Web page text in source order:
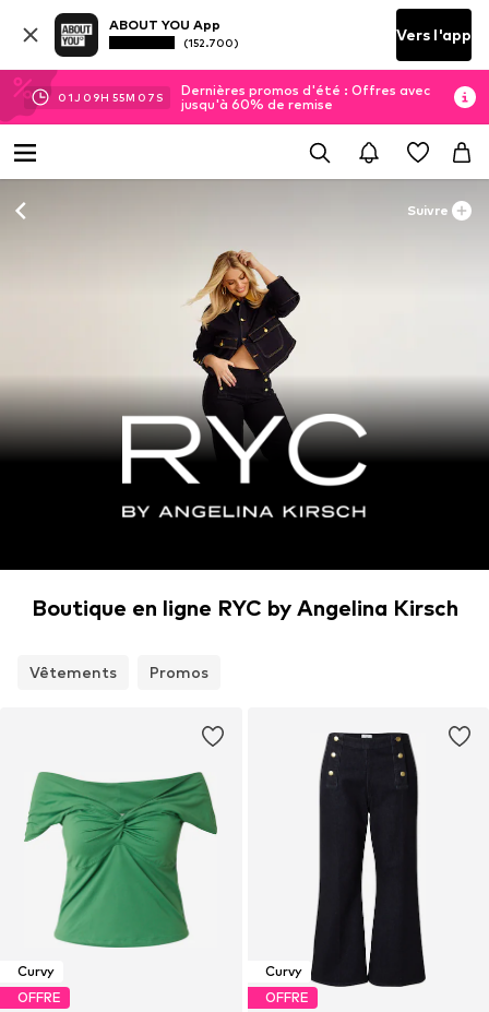
ABOUT YOU App
(152.700) Vers l'app
01J 09H 55M 07 S
Dernières promos d'été : Offres avec
jusqu'à 60% de remise
Suivre
Boutique en ligne RYC by Angelina Kirsch
Vêtements Promos
Curvy
OFFRE
Curvy
OFFRE